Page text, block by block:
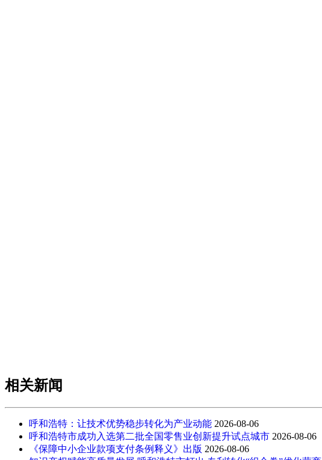
相关新闻
呼和浩特：让技术优势稳步转化为产业动能 2026-08-06
呼和浩特市成功入选第二批全国零售业创新提升试点城市 2026-08-06
《保障中小企业款项支付条例释义》出版 2026-08-06